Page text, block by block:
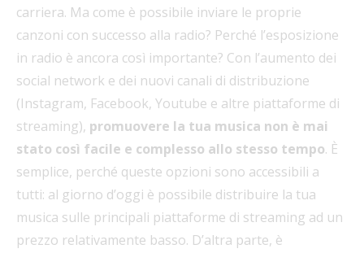
carriera. Ma come è possibile inviare le proprie
canzoni con successo alla radio? Perché l’esposizione
in radio è ancora così importante? Con l’aumento dei
social network e dei nuovi canali di distribuzione
(Instagram, Facebook, Youtube e altre piattaforme di
streaming), promuovere la tua musica non è mai
stato così facile e complesso allo stesso tempo. È
semplice, perché queste opzioni sono accessibili a
tutti: al giorno d’oggi è possibile distribuire la tua
musica sulle principali piattaforme di streaming ad un
prezzo relativamente basso. D’altra parte, è